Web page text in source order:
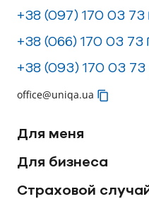
+38 (097) 170 03 73
+38 (066) 170 03 73
+38 (093) 170 03 73
office@uniqa.ua
Для меня
Для бизнеса
Страховой